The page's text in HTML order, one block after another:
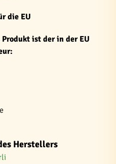
die EU
ist der in der EU
Herstellers